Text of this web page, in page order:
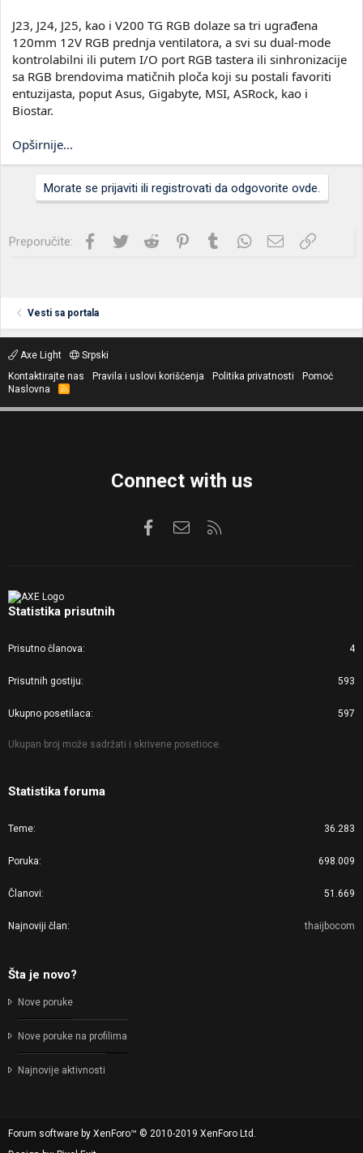
J23, J24, J25, kao i V200 TG RGB dolaze sa tri ugrađena
120mm 12V RGB prednja ventilatora, a svi su dual-mode
kontrolabilni ili putem I/O port RGB tastera ili sinhronizacije
sa RGB brendovima matičnih ploča koji su postali favoriti
entuzijasta, poput Asus, Gigabyte, MSI, ASRock, kao i
Biostar.
Opširnije...
Morate se prijaviti ili registrovati da odgovorite ovde.
Preporučite: Facebook
Twitter Reddit PinterestTumblrWhatsApp
Imejl Link
Vesti sa portala
Axe Light
Srpski
Kontaktirajte nas
Pravila i uslovi korišćenja Politika privatnosti
Pomoć
Naslovna
R
S
Connect with us
FacebookKontaktirajte nas
Statistika prisutnih
Prisutno članova 4
Prisutnih gostiju 593
Ukupno posetilaca 597
Ukupan broj može sadržati i skrivene posetioce.
Statistika foruma
Teme 36.283
Poruka 698.009
Članovi 51.669
Najnoviji član thaijbocom
Šta je novo?
Nove poruke
Nove poruke na profilima
Najnovije aktivnosti
Forum software by XenForo™ © 2010-2019 XenForo Ltd.